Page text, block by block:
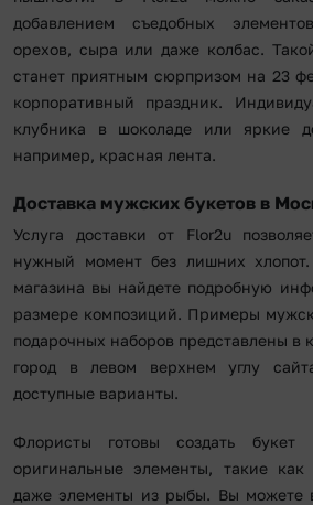
добавлением съедобных
орехов, сыра или даже колбас.
станет приятным сюрпризом на 23
корпоративный праздник.
клубника в шоколаде или яркие
например, красная лента.
Доставка мужских букетов в
Услуга доставки от Flor2u
нужный момент без лишних
магазина вы найдете подробную
размере композиций. Примеры
подарочных наборов представлены в
город в левом верхнем углу
доступные варианты.
Флористы готовы создать букет
оригинальные элементы, такие
даже элементы из рыбы. Вы можете